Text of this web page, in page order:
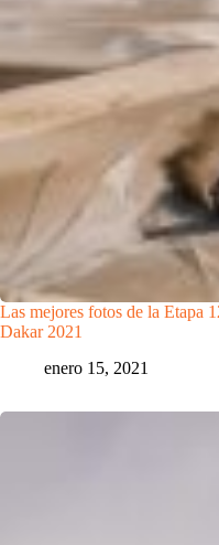
Las mejores fotos de la Etapa
Dakar 2021
enero 15, 2021